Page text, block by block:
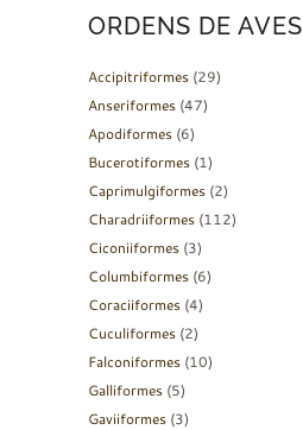
ORDENS DE AVES
Accipitriformes (29)
Anseriformes (47)
Apodiformes (6)
Bucerotiformes (1)
Caprimulgiformes (2)
Charadriiformes (112)
Ciconiiformes (3)
Columbiformes (6)
Coraciiformes (4)
Cuculiformes (2)
Falconiformes (10)
Galliformes (5)
Gaviiformes (3)